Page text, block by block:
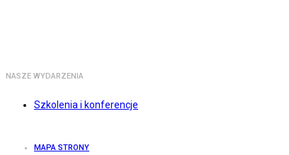
NASZE WYDARZENIA
Szkolenia i konferencje
MAPA STRONY